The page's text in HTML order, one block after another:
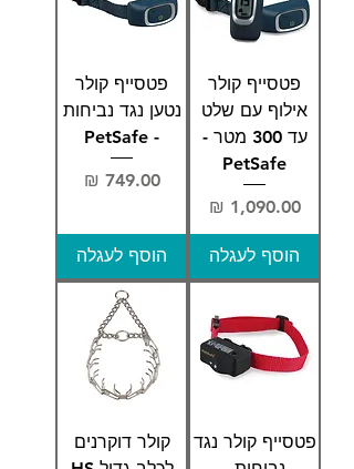
פטסייף קולר
אילוף עם שלט
עד 300 מטר -
PetSafe
מחיר‏1,090.00 ‏₪
הוסף לעגלה
פטסייף קולר
נטען נגד נביחות
- PetSafe
מחיר‏749.00 ‏₪
הוסף לעגלה
פטסייף קולר נגד
קולר דוקרנים